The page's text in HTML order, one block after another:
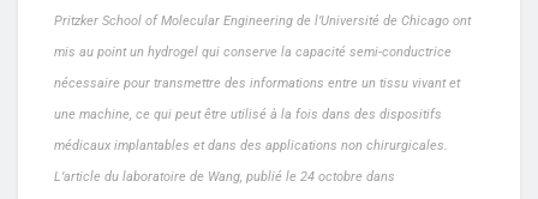
Pritzker School of Molecular Engineering de l’Université de Chicago ont
mis au point un hydrogel qui conserve la capacité semi-conductrice
nécessaire pour transmettre des informations entre un tissu vivant et
une machine, ce qui peut être utilisé à la fois dans des dispositifs
médicaux implantables et dans des applications non chirurgicales.
L’article du laboratoire de Wang, publié le 24 octobre dans